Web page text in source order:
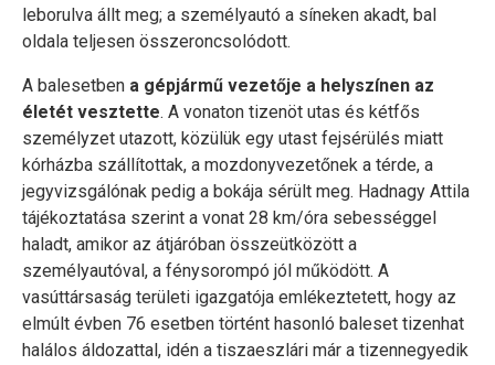
leborulva állt meg; a személyautó a síneken akadt, bal
oldala teljesen összeroncsolódott.
A balesetben a gépjármű vezetője a helyszínen az
életét vesztette. A vonaton tizenöt utas és kétfős
személyzet utazott, közülük egy utast fejsérülés miatt
kórházba szállítottak, a mozdonyvezetőnek a térde, a
jegyvizsgálónak pedig a bokája sérült meg. Hadnagy Attila
tájékoztatása szerint a vonat 28 km/óra sebességgel
haladt, amikor az átjáróban összeütközött a
személyautóval, a fénysorompó jól működött. A
vasúttársaság területi igazgatója emlékeztetett, hogy az
elmúlt évben 76 esetben történt hasonló baleset tizenhat
halálos áldozattal, idén a tiszaeszlári már a tizennegyedik